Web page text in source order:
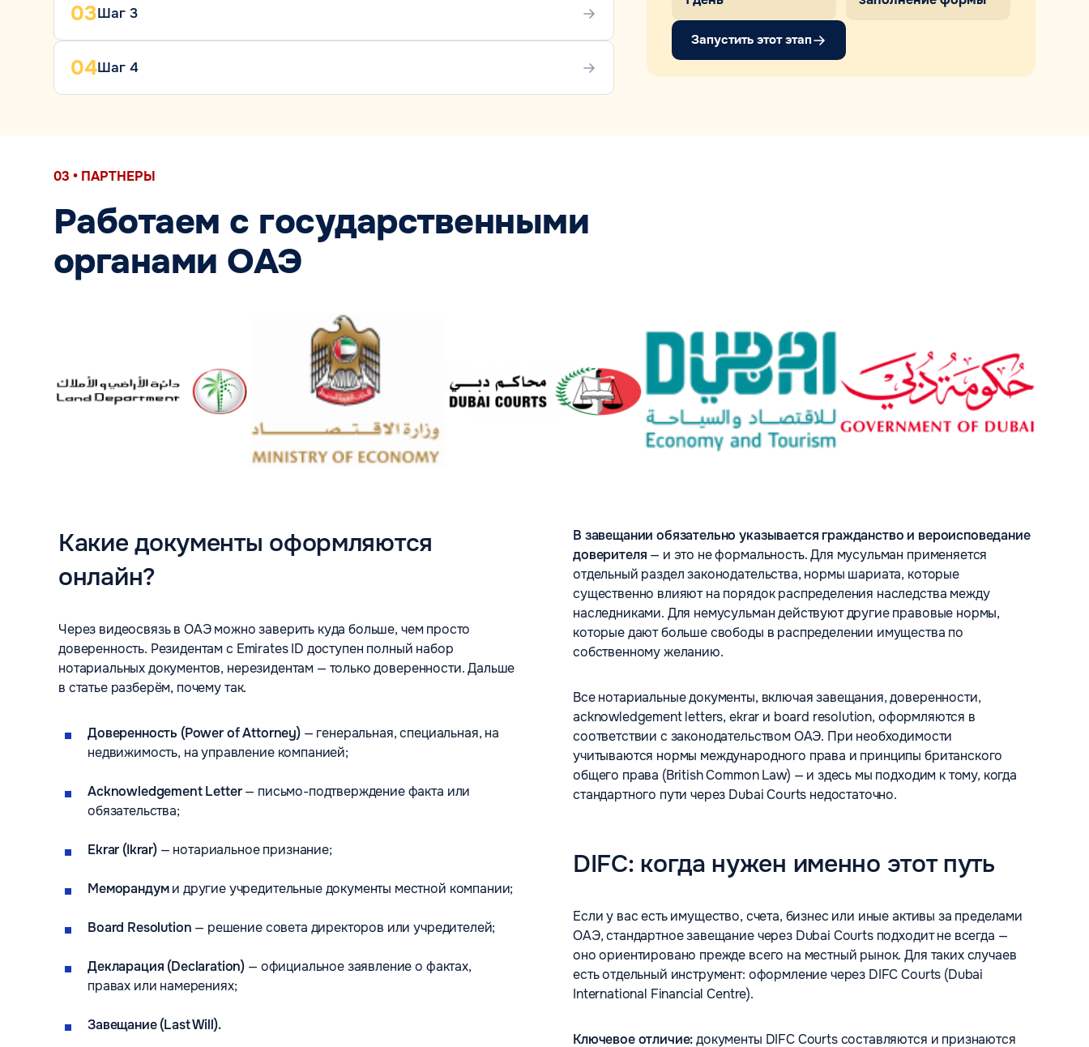
03Шаг 3
04Шаг 4
Запустить этот этап
03 • ПАРТНЕРЫ
Работаем с государственными
органами ОАЭ
Какие документы оформляются
онлайн?
Через видеосвязь в ОАЭ можно заверить куда больше, чем просто
доверенность. Резидентам с Emirates ID доступен полный набор
нотариальных документов, нерезидентам — только доверенности. Дальше
в статье разберём, почему так.
Доверенность (Power of Attorney) — генеральная, специальная, на
недвижимость, на управление компанией;
Acknowledgement Letter— письмо-подтверждение факта или
обязательства;
Ekrar (Ikrar) — нотариальное признание;
Меморандуми другие учредительные документы местной компании;
Board Resolution — решение совета директоров или учредителей;
Декларация (Declaration) — официальное заявление о фактах,
правах или намерениях;
Завещание (Last Will).
В завещании обязательно указывается гражданство и вероисповедание
доверителя — и это не формальность. Для мусульман применяется
отдельный раздел законодательства, нормы шариата, которые
существенно влияют на порядок распределения наследства между
наследниками. Для немусульман действуют другие правовые нормы,
которые дают больше свободы в распределении имущества по
собственному желанию.
Все нотариальные документы, включая завещания, доверенности,
acknowledgement letters, ekrar и board resolution, оформляются в
соответствии с законодательством ОАЭ. При необходимости
учитываются нормы международного права и принципы британского
общего права (British Common Law) — и здесь мы подходим к тому, когда
стандартного пути через Dubai Courts недостаточно.
DIFC: когда нужен именно этот путь
Если у вас есть имущество, счета, бизнес или иные активы за пределами
ОАЭ, стандартное завещание через Dubai Courts подходит не всегда —
оно ориентировано прежде всего на местный рынок. Для таких случаев
есть отдельный инструмент: оформление через DIFC Courts (Dubai
International Financial Centre).
Ключевое отличие:документы DIFC Courts составляются и признаются